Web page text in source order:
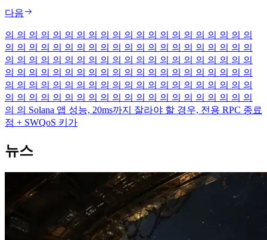
다음
의 의 의 의 의 의 의 의 의 의 의 의 의 의 의 의 의 의 의 의 의
의 의 의 의 의 의 의 의 의 의 의 의 의 의 의 의 의 의 의 의 의
의 의 의 의 의 의 의 의 의 의 의 의 의 의 의 의 의 의 의 의 의
의 의 의 의 의 의 의 의 의 의 의 의 의 의 의 의 의 의 의 의 의
의 의 의 의 의 의 의 의 의 의 의 의 의 의 의 의 의 의 의 의 의
의 의 의 의 의 의 의 의 의 의 의 의 의 의 의 의 의 의 의 의 의
의 의 Solana 앱 성능, 20ms까지 잘라야 할 경우, 전용 RPC 종료
점 + SWQoS 키가
뉴스